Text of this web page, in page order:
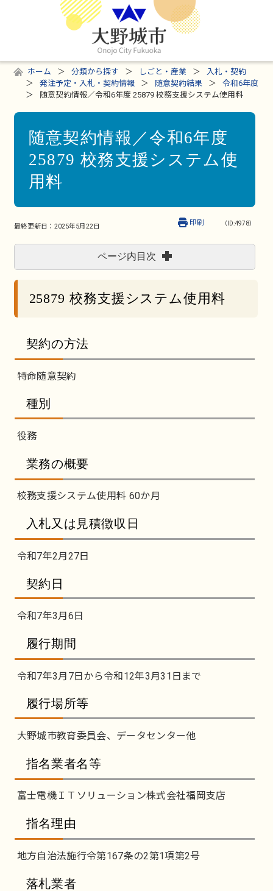
ホーム 分類から探す しごと・産業
入札・契約
発注予定・入札・契約情報
随意契約結果
令和6年度
随意契約情報／令和6年度 25879 校務支援システム使用料
随意契約情報／令和6年度
25879 校務支援システム使
用料
最終更新日： 2025年5月22日 （ID:4978）
印刷
ページ内目次
25879 校務支援システム使用料
契約の方法
特命随意契約
種別
役務
業務の概要
校務支援システム使用料 60か月
入札又は見積徴収日
令和7年2月27日
契約日
令和7年3月6日
履行期間
令和7年3月7日から令和12年3月31日まで
履行場所等
大野城市教育委員会、データセンター他
指名業者名等
富士電機ＩＴソリューション株式会社福岡支店
指名理由
地方自治法施行令第167条の2第1項第2号
落札業者